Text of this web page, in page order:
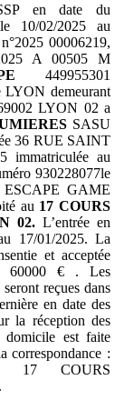
en date du
10/02/2025 au
00006219,
A 00505 M
449955301
LYON demeurant
LYON 02 a
SASU
36 RUE SAINT
immatriculée au
930228077le
ESCAPE GAME
au 17 COURS
02. L’entrée en
17/01/2025. La
et acceptée
60000 € . Les
reçues dans
en date des
la réception des
domicile est faite
correspondance :
17 COURS